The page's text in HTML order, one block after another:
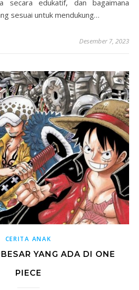
secara edukatif, dan bagaimana
sesuai untuk mendukung…
Desember 7, 2023
CERITA ANAK
YANG ADA DI ONE
PIECE